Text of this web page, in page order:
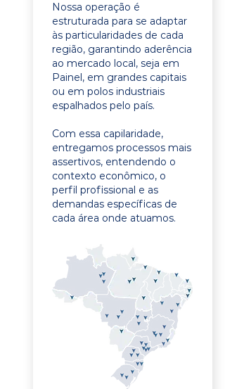
Nossa operação é
estruturada para se adaptar
às particularidades de cada
região, garantindo aderência
ao mercado local, seja em
Painel, em grandes capitais
ou em polos industriais
espalhados pelo país.
Com essa capilaridade,
entregamos processos mais
assertivos, entendendo o
contexto econômico, o
perfil profissional e as
demandas específicas de
cada área onde atuamos.